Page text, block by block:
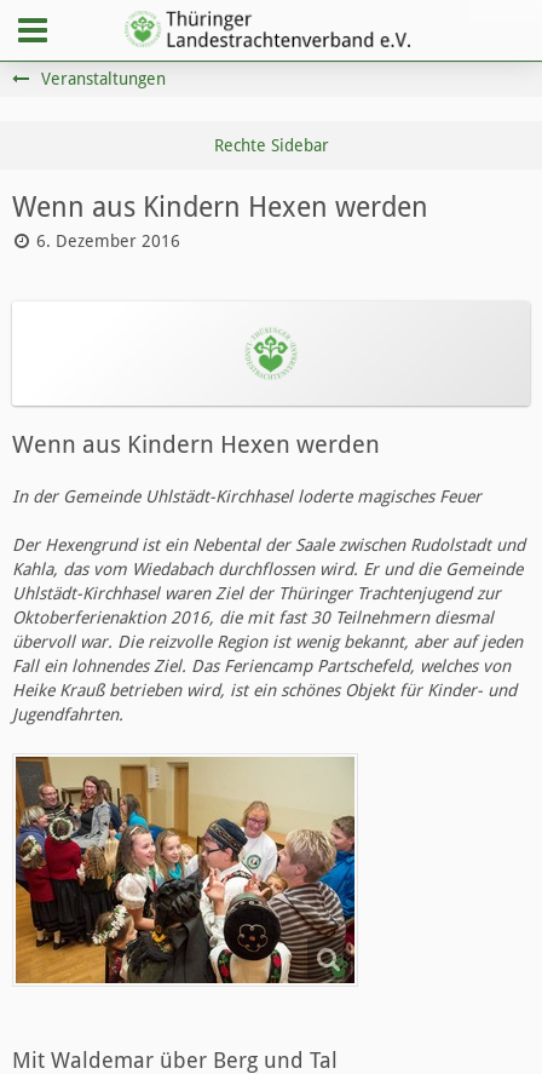
Veranstaltungen
Wenn aus Kindern Hexen werden
6. Dezember 2016
Wenn aus Kindern Hexen werden
In der Gemeinde Uhlstädt-Kirchhasel loderte magisches Feuer
Der Hexengrund ist ein Nebental der Saale zwischen Rudolstadt und
Kahla, das vom Wiedabach durchflossen wird. Er und die Gemeinde
Uhlstädt-Kirchhasel waren Ziel der Thüringer Trachtenjugend zur
Oktoberferienaktion 2016, die mit fast 30 Teilnehmern diesmal
übervoll war. Die reizvolle Region ist wenig bekannt, aber auf jeden
Fall ein lohnendes Ziel. Das Feriencamp Partschefeld, welches von
Heike Krauß betrieben wird, ist ein schönes Objekt für Kinder- und
Jugendfahrten.
Mit Waldemar über Berg und Tal